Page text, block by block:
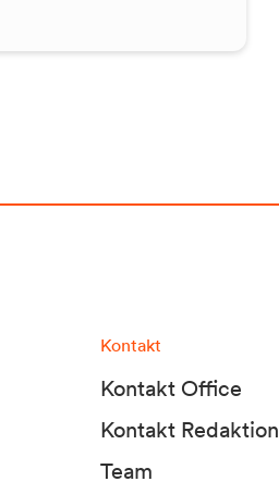
Kontakt
Kontakt Office
Kontakt Redaktion
Team